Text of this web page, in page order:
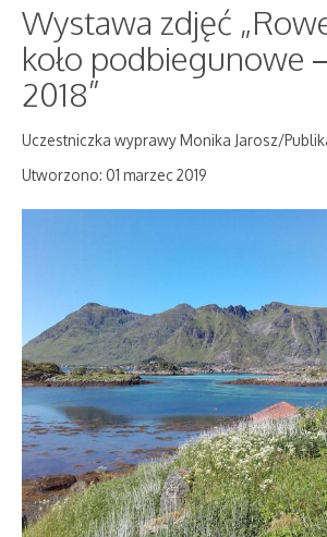
Wystawa zdjęć
koło podbiegunowe
2018”
Uczestniczka wyprawy Monika Jarosz/
Utworzono: 01 marzec 2019